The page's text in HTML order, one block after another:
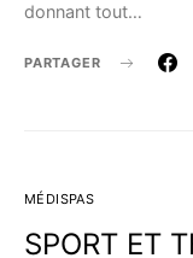
donnant tout…
PARTAGER
MÉDISPAS
SPORT ET